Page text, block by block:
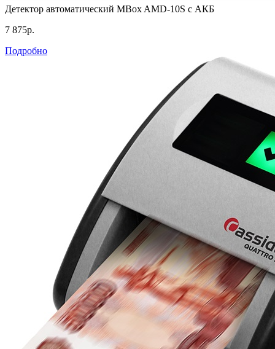
Детектор автоматический MBox AMD-10S с АКБ
7 875р.
Подробно